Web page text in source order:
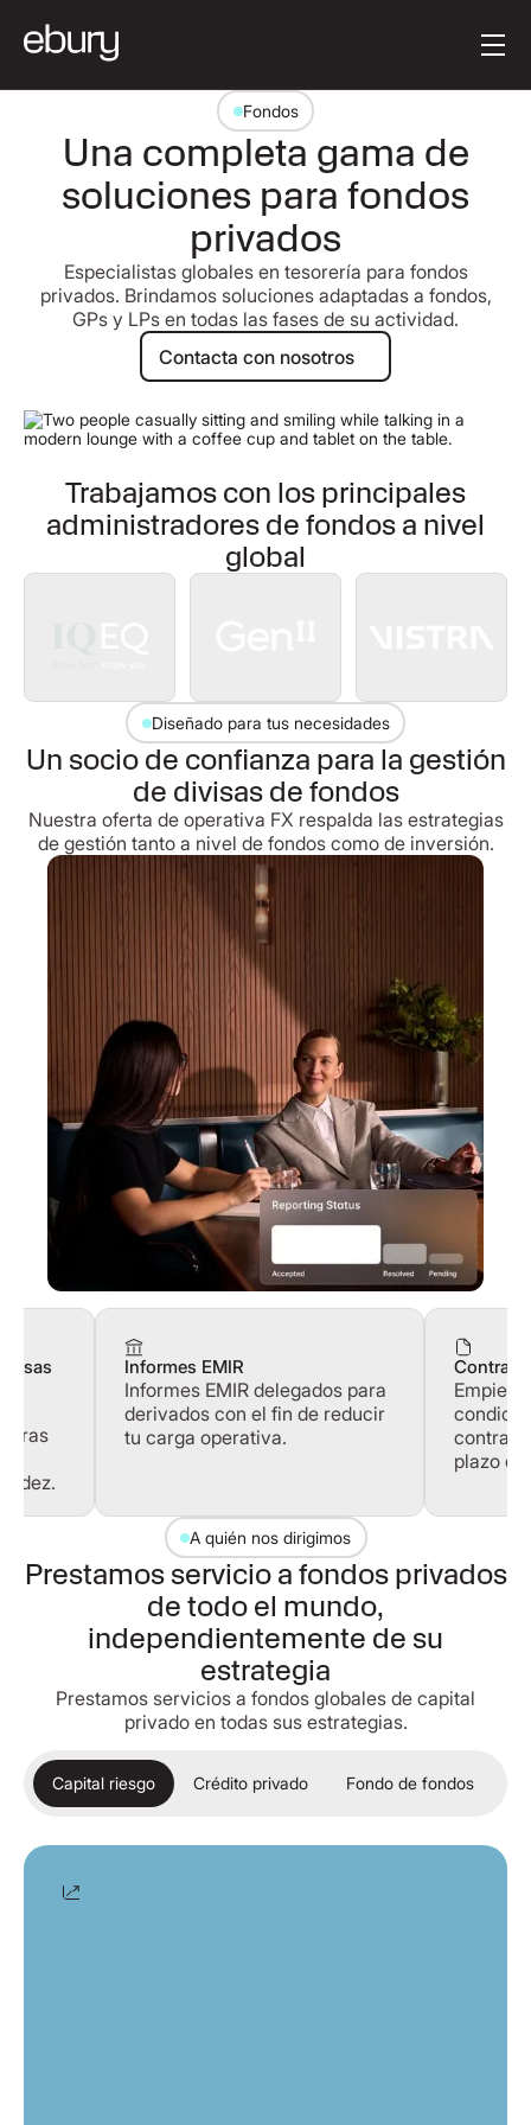
Fondos
Una completa gama de
soluciones para fondos
privados
Especialistas globales en tesorería para fondos
privados. Brindamos soluciones adaptadas a fondos,
GPs y LPs en todas las fases de su actividad.
Contacta con nosotros
Contacta con nosotros
Trabajamos con los principales
administradores de fondos a nivel
global
Diseñado para tus necesidades
Un socio de confianza para la gestión
de divisas de fondos
Nuestra oferta de operativa FX respalda las estrategias
de gestión tanto a nivel de fondos como de inversión.
Informes EMIR
Informes EMIR delegados para
derivados con el fin de reducir
tu carga operativa.
contrato
plazo
A quién nos dirigimos
Prestamos servicio a fondos privados
de todo el mundo,
independientemente de su
estrategia
Prestamos servicios a fondos globales de capital
privado en todas sus estrategias.
Capital riesgo Crédito privado Fondo de fondos